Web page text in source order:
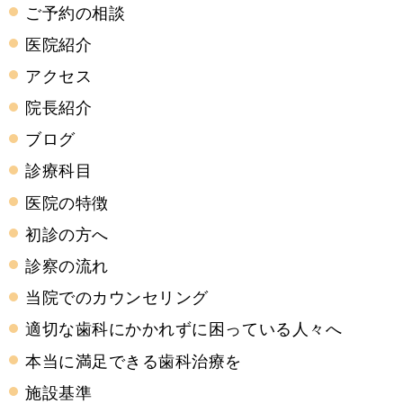
ご予約の相談
医院紹介
アクセス
院長紹介
ブログ
診療科目
医院の特徴
初診の方へ
診察の流れ
当院でのカウンセリング
適切な歯科にかかれずに困っている人々へ
本当に満足できる歯科治療を
施設基準